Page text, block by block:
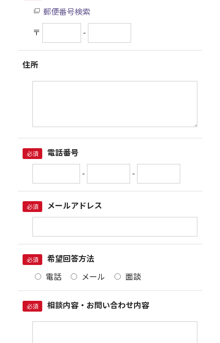
郵便番号検索
〒
-
住所
必須
電話番号
-
-
必須 メールアドレス
必須
希望回答方法
電話
メール 面談
必須 相談内容・お問い合わせ内容